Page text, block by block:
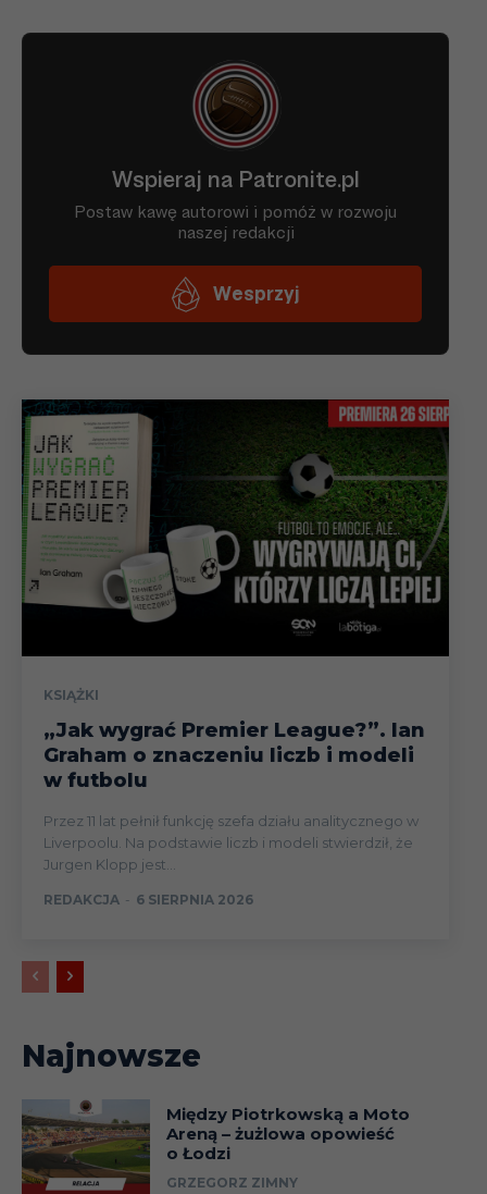
KSIĄŻKI
„Jak wygrać Premier League?”. Ian
Graham o znaczeniu liczb i modeli
w futbolu
Przez 11 lat pełnił funkcję szefa działu analitycznego w
Liverpoolu. Na podstawie liczb i modeli stwierdził, że
Jurgen Klopp jest...
REDAKCJA - 6 SIERPNIA 2026
Najnowsze
Między Piotrkowską a Moto
Areną – żużlowa opowieść
o Łodzi
GRZEGORZ ZIMNY